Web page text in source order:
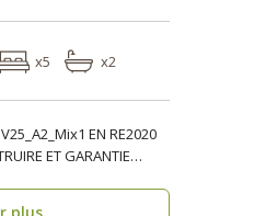
x5 x2
EN RE2020
ET GARANTIE